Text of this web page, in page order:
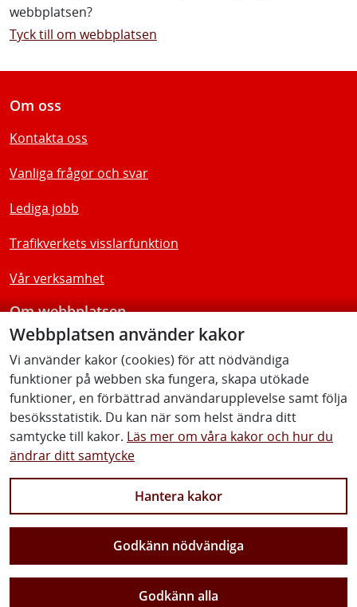
Webbplatsen använder kakor
Vi använder kakor (cookies) för att nödvändiga
funktioner på webben ska fungera, skapa utökade
funktioner, en förbättrad användarupplevelse samt följa
besöksstatistik. Du kan när som helst ändra ditt
samtycke till kakor. Läs mer om våra kakor och hur du
ändrar ditt samtycke
Hantera kakor
Godkänn nödvändiga
Godkänn alla
webbplatsen?
Tyck till om webbplatsen
Vi gör Sverige närmare
Om oss
Kontakta oss
Vanliga frågor och svar
Lediga jobb
Trafikverkets visslarfunktion
Vår verksamhet
Om webbplatsen
Tillgänglighetsredogörelse
Följ oss
Facebook Youtube